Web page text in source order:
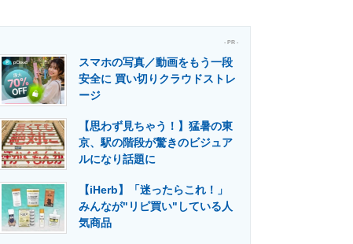
ミュニティ マーケ×ITの今がよく分かる
活用を支援
門メディア 建設×テクノロジーの最前線
- PR -
スマホの写真／動画をもう一段
安全に 買い切りクラウドストレ
ージ
【思わず見ちゃう！】猛暑の東
京、駅の階段が驚きのビジュア
ルになり話題に
【iHerb】「迷ったらこれ！」
みんなが"リピ買い"している人
気商品